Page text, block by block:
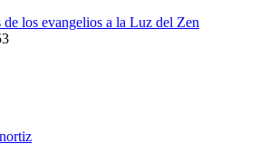
los evangelios a la Luz del Zen